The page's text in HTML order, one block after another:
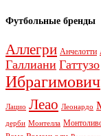
Футбольные бренды
Аллегри Анчелотти
Галлиани Гаттузо
Ибрагимович
Лацио Леао Леонардо
дерби Монтелла